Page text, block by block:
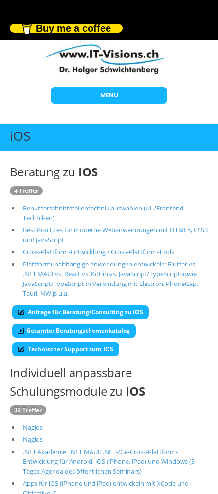
Buy me a coffee
MENU
Start
Individuelle Schulungen
Wissen
Über uns
iOS
Beratung zu IOS
4 Treffer
Benutzerschnittstellentechnik auswählen (UI-/Frontend-
Techniken)
Best Practices für moderne Webanwendungen mit HTML5, CSS3
und JavaScript
Cross-Plattform-Entwicklung / Cross-Plattform-Tools
Plattformunabhängige Anwendungen entwickeln: Flutter vs.
.NET MAUI vs. React vs. Kotlin vs. JavaScript/TypeScriptsowie
JavaScript/TypeScript in Verbindung mit Electron, PhoneGap,
Tauri, NW.js u.a.
Anfrage für Beratung/Consulting zu IOS
Gesamter Beratungsthemenkatalog
Technischer Support zum IOS
Individuell anpassbare
Schulungsmodule zu IOS
39 Treffer
Nagios
Nagios
.NET Akademie: .NET MAUI: .NET-/C#-Cross-Plattform-
Entwicklung für Android, iOS (iPhone, iPad) und Windows (3-
Tages-Agenda des öffentlichen Seminars)
Apps für iOS (iPhone und iPad) entwickeln mit XCode und